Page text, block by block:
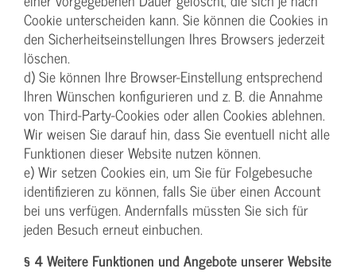
Cookie unterscheiden kann. Sie können die Cookies in
den Sicherheitseinstellungen Ihres Browsers jederzeit
löschen.
d) Sie können Ihre Browser-Einstellung entsprechend
Ihren Wünschen konfigurieren und z. B. die Annahme
von Third-Party-Cookies oder allen Cookies ablehnen.
Wir weisen Sie darauf hin, dass Sie eventuell nicht alle
Funktionen dieser Website nutzen können.
e) Wir setzen Cookies ein, um Sie für Folgebesuche
identifizieren zu können, falls Sie über einen Account
bei uns verfügen. Andernfalls müssten Sie sich für
jeden Besuch erneut einbuchen.
§ 4 Weitere Funktionen und Angebote unserer Website